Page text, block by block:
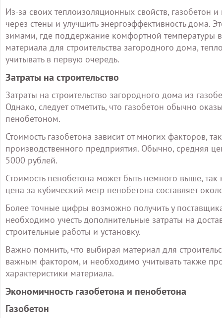
Из-за своих теплоизоляционных свойств, газобетон
через стены и улучшить энергоэффективность дома.
зимами, где поддержание комфортной
материала для строительства загородного дома,
учитывать в первую очередь.
Затраты на строительство
Затраты на строительство загородного дома из
Однако, следует отметить, что газобетон обычно
пенобетоном.
Стоимость газобетона зависит от многих факторов,
производственного предприятия. Обычно, средняя
5000 рублей.
Стоимость пенобетона может быть немного выше,
цена за кубический метр пенобетона составляет
Более точные цифры возможно получить у
необходимо учесть дополнительные затраты на
строительные работы и установку.
Важно помнить, что выбирая материал для
важным фактором, и необходимо учитывать также
характеристики материала.
Экономичность газобетона и пенобетона
Газобетон